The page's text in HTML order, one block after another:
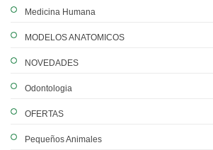
Medicina Humana
MODELOS ANATOMICOS
NOVEDADES
Odontologia
OFERTAS
Pequeños Animales